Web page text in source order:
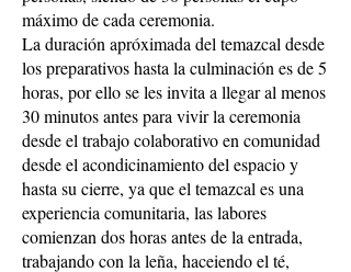
máximo de cada ceremonia.
La duración apróximada del temazcal desde
los preparativos hasta la culminación es de 5
horas, por ello se les invita a llegar al menos
30 minutos antes para vivir la ceremonia
desde el trabajo colaborativo en comunidad
desde el acondicinamiento del espacio y
hasta su cierre, ya que el temazcal es una
experiencia comunitaria, las labores
comienzan dos horas antes de la entrada,
trabajando con la leña, haceiendo el té,